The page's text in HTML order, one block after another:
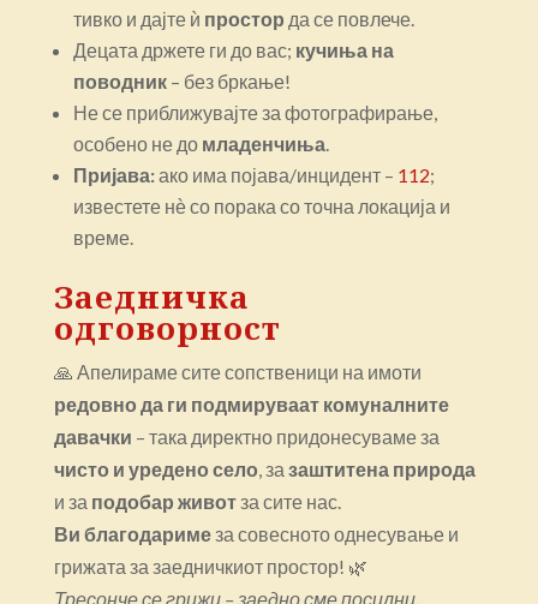
тивко и дајте ѝ простор да се повлече.
Децата држете ги до вас; кучиња на
поводник– без бркање!
Не се приближувајте за фотографирање,
особено не до младенчиња
Пријава:ако има појава/инцидент – 112;
известете нѐ со порака со точна локација и
време.
Заедничка
одговорност
🙏 Апелираме сите сопственици на имоти
редовно да ги подмируваат комуналните
давачки – така директно придонесуваме за
чисто и уредено село , за заштитена природа
и за подобар животза сите нас.
Ви благодаримеза совесното однесување и
грижата за заедничкиот простор! 🌿
Тресонче се грижи – заедно сме посилни.